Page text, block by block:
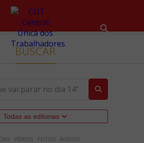
BUSCAR
Todas as editorias
VÍDEOS FOTOS ÁUDIOS